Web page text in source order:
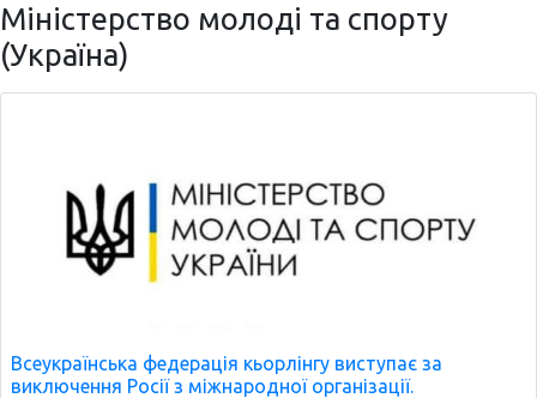
Міністерство молоді та спорту
(Україна)
Всеукраїнська федерація кьорлінгу виступає за
виключення Росії з міжнародної організації.